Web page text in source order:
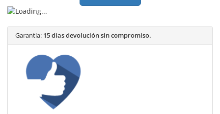
Garantía: 15 días devolución sin compromiso.